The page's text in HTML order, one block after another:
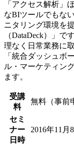
「アクセス解析」
なBIツールでもな
ニタリング環境を
（DataDeck）」
理なく日常業務に
「統合ダッシュボ
ル・マーケティン
ます。
受講
料
無料（事前
セミ
ナー
日時
2016年11月